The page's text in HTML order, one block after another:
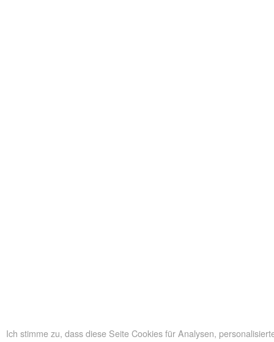
Ich stimme zu, dass diese Seite Cookies für Analysen,